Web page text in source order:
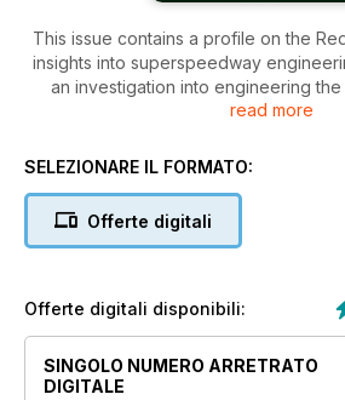
This issue contains a profile on the
insights into superspeedway
an investigation into engineering
corners and brakes, a review of the
read more
SELEZIONARE IL FORMATO:
Offerte digitali
Offerte digitali disponibili:
SINGOLO NUMERO ARRETRATO
DIGITALE